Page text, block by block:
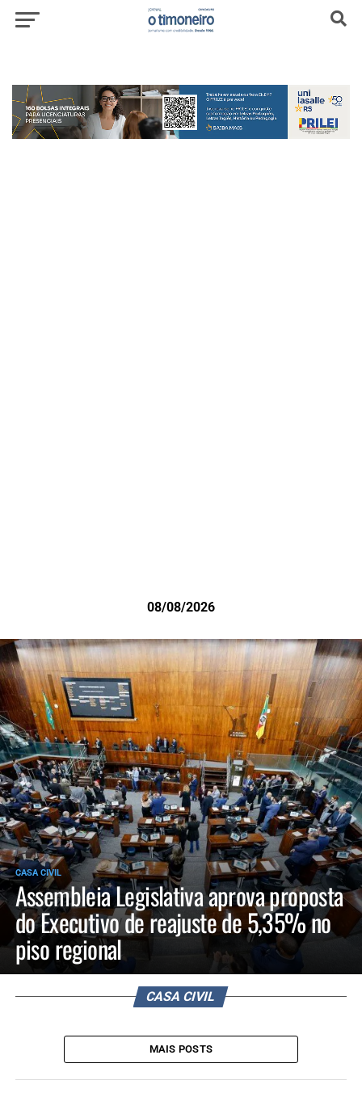
08/08/2026
CASA CIVIL
Assembleia Legislativa aprova proposta
do Executivo de reajuste de 5,35% no
piso regional
CASA CIVIL
MAIS POSTS